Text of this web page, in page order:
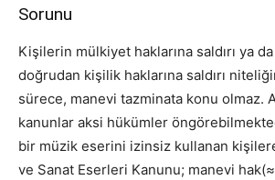
Sorunu
Kişilerin mülkiyet haklarına saldırı ya
doğrudan kişilik haklarına saldırı
sürece, manevi tazminata konu olmaz.
kanunlar aksi hükümler
bir müzik eserini izinsiz kullanan
ve Sanat Eserleri Kanunu; manevi